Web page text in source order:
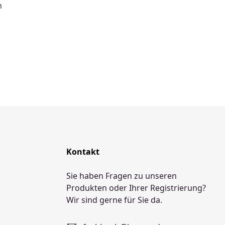
Kontakt
Sie haben Fragen zu unseren
Produkten oder Ihrer Registrierung?
Wir sind gerne für Sie da.